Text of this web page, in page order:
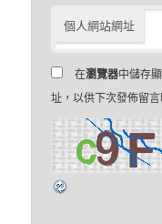
個人網站網址
在瀏覽器中儲存
址，以供下次發佈留言